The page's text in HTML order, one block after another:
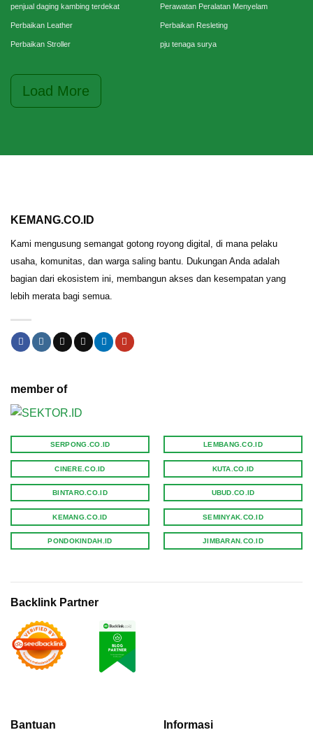
penjual daging kambing terdekat Perawatan Peralatan Menyelam
Perbaikan Leather Perbaikan Resleting
Perbaikan Stroller pju tenaga surya
Load More
KEMANG.CO.ID
Kami mengusung semangat gotong royong digital, di mana pelaku
usaha, komunitas, dan warga saling bantu. Dukungan Anda adalah
bagian dari ekosistem ini, membangun akses dan kesempatan yang
lebih merata bagi semua.
Bantuan Informasi
member of
SERPONG.CO.ID
CINERE.CO.ID
BINTARO.CO.ID
KEMANG.CO.ID
PONDOKINDAH.ID
LEMBANG.CO.ID
KUTA.CO.ID
UBUD.CO.ID
SEMINYAK.CO.ID
JIMBARAN.CO.ID
Backlink Partner